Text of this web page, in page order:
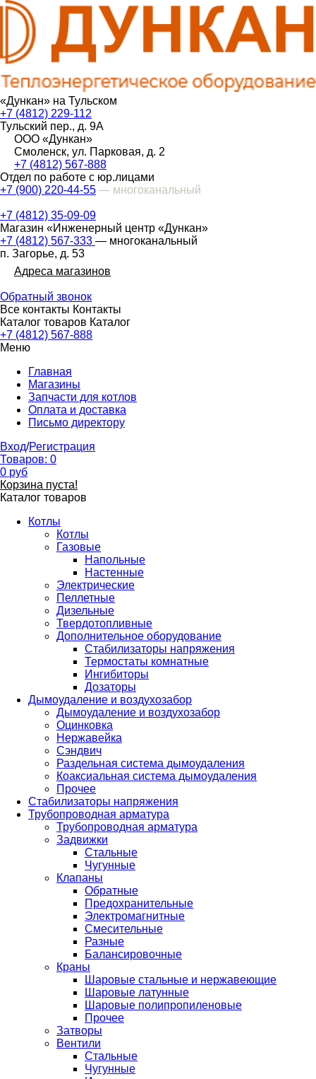
«Дункан» на Тульском
+7 (4812) 229-112
Тульский пер., д. 9А
ООО «Дункан»
Смоленск, ул. Парковая, д. 2
+7 (4812) 567-888
Отдел по работе с юр.лицами
+7 (900) 220-44-55 — многоканальный
+7 (4812) 35-09-09
Магазин «Инженерный центр «Дункан»
+7 (4812) 567-333 — многоканальный
п. Загорье, д. 53
Адреса магазинов
Обратный звонок
Все контакты Контакты
Каталог товаров Каталог
+7 (4812) 567-888
Меню
Главная
Магазины
Запчасти для котлов
Оплата и доставка
Письмо директору
Вход/Регистрация
Товаров: 0
0 руб
Корзина пуста!
Каталог товаров
Котлы
Котлы
Газовые
Напольные
Настенные
Электрические
Пеллетные
Дизельные
Твердотопливные
Дополнительное оборудование
Стабилизаторы напряжения
Термостаты комнатные
Ингибиторы
Дозаторы
Дымоудаление и воздухозабор
Дымоудаление и воздухозабор
Оцинковка
Нержавейка
Сэндвич
Раздельная система дымоудаления
Коаксиальная система дымоудаления
Прочее
Стабилизаторы напряжения
Трубопроводная арматура
Трубопроводная арматура
Задвижки
Стальные
Чугунные
Клапаны
Обратные
Предохранительные
Электромагнитные
Смесительные
Разные
Балансировочные
Краны
Шаровые стальные и нержавеющие
Шаровые латунные
Шаровые полипропиленовые
Прочее
Затворы
Вентили
Стальные
Чугунные